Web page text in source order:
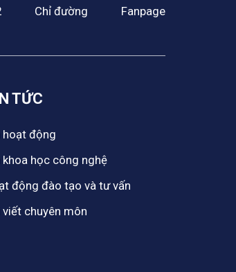
Chỉ đường Fanpage
TỨC
hoạt động
khoa học công nghệ
động đào tạo và tư vấn
viết chuyên môn